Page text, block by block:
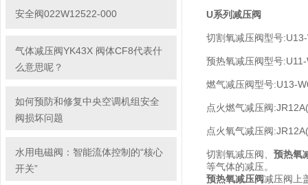
安全阀022W12522-000
气体减压阀YK43X 阀体CF8代表什
么意思呢？
如何预防和修复中央空调机组安全
阀损坏问题
水用电磁阀：智能流体控制的“核心
开关”
U系列减压阀
切割氧减压阀型号
预热氧减压阀型号
燃气减压阀型号:U13-
点火燃气减压阀
点火氧气减压阀
切割氧减压阀、 预热氧
等气体的减压。
预热氧减压阀减压阀上